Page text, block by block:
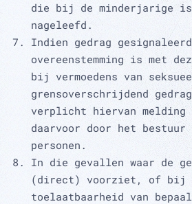
die bij de minderjarige is
nageleefd.
Indien gedrag
overeenstemming is met
bij vermoedens van
grensoverschrijdend
verplicht hiervan melding
daarvoor door het bestuur
personen.
In die gevallen waar de
(direct) voorziet, of bij
toelaatbaarheid van